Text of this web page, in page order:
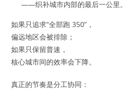
——织补城市内部的最后一公里。
如果只追求“全部跑 350”，
偏远地区会被排除；
如果只保留普速，
核心城市间的效率会下降。
真正的节奏是分工协同：